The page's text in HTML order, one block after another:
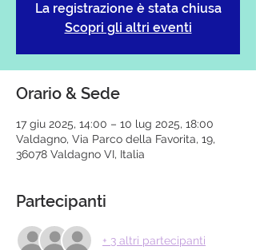
La registrazione è stata chiusa
Scopri gli altri eventi
Orario & Sede
17 giu 2025, 14:00 – 10 lug 2025, 18:00
Valdagno, Via Parco della Favorita, 19,
36078 Valdagno VI, Italia
Partecipanti
+ 3 altri partecipanti